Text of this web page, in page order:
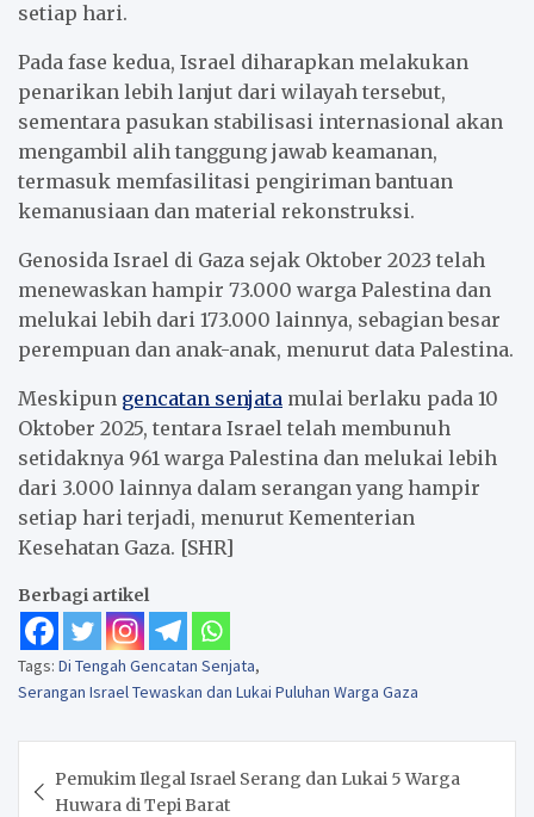
setiap hari.
Pada fase kedua, Israel diharapkan melakukan
penarikan lebih lanjut dari wilayah tersebut,
sementara pasukan stabilisasi internasional akan
mengambil alih tanggung jawab keamanan,
termasuk memfasilitasi pengiriman bantuan
kemanusiaan dan material rekonstruksi.
Genosida Israel di Gaza sejak Oktober 2023 telah
menewaskan hampir 73.000 warga Palestina dan
melukai lebih dari 173.000 lainnya, sebagian besar
perempuan dan anak-anak, menurut data Palestina.
Meskipun gencatan senjata mulai berlaku pada 10
Oktober 2025, tentara Israel telah membunuh
setidaknya 961 warga Palestina dan melukai lebih
dari 3.000 lainnya dalam serangan yang hampir
setiap hari terjadi, menurut Kementerian
Kesehatan Gaza. [SHR]
Berbagi artikel
Tags: Di Tengah Gencatan Senjata,
Serangan Israel Tewaskan dan Lukai Puluhan Warga Gaza
posPemukim Ilegal Israel Serang dan Lukai 5 Warga
Huwara di Tepi Barat